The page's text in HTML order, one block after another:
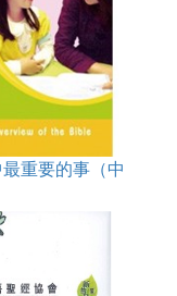
重要的事（中